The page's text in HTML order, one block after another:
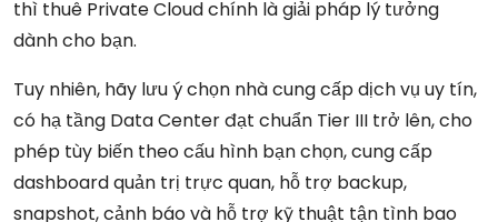
thì thuê Private Cloud chính là giải pháp lý tưởng
dành cho bạn.
Tuy nhiên, hãy lưu ý chọn nhà cung cấp dịch vụ uy tín,
có hạ tầng Data Center đạt chuẩn Tier III trở lên, cho
phép tùy biến theo cấu hình bạn chọn, cung cấp
dashboard quản trị trực quan, hỗ trợ backup,
snapshot, cảnh báo và hỗ trợ kỹ thuật tận tình bao